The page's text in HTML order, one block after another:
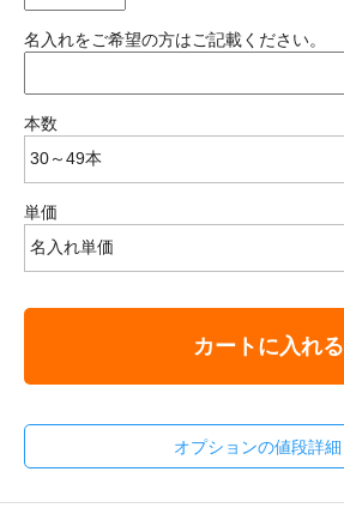
名入れをご希望の方はご記載ください。
本数
単価
カートに入れる
オプションの値段詳細